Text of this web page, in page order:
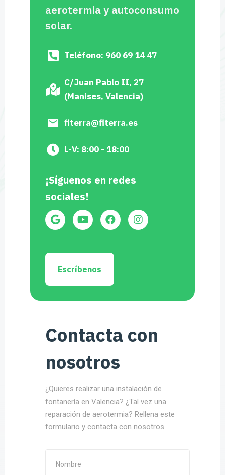
aerotermia y autoconsumo
solar.
Teléfono: 960 69 14 47
C/Juan Pablo II, 27
(Manises, Valencia)
fiterra@fiterra.es
L-V: 8:00 - 18:00
¡Síguenos en redes
sociales!
Escríbenos
Contacta con
nosotros
¿Quieres realizar una instalación de
fontanería en Valencia? ¿Tal vez una
reparación de aerotermia? Rellena este
formulario y contacta con nosotros.